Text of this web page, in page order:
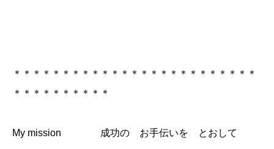
＊＊＊＊＊＊＊＊＊＊＊＊＊＊＊＊＊＊＊＊＊＊＊＊＊
＊＊＊＊＊＊＊＊＊＊
My mission 成功の お手伝いを とおして